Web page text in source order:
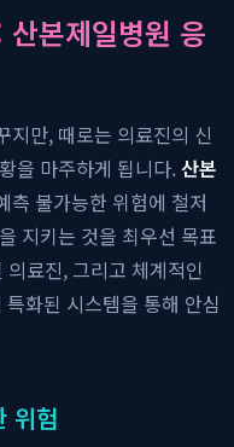
본제일병원 응
지만, 때로는 의료진의 신
을 마주하게 됩니다. 산본
측 불가능한 위험에 철저
지키는 것을 최우선 목표
료진, 그리고 체계적인
화된 시스템을 통해 안심
위험